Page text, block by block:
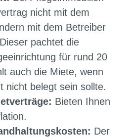
nicht mit dem
mit dem Betreiber
pachtet die
für rund 20
auch die Miete, wenn
nicht belegt sein sollte.
Bieten Ihnen
Der